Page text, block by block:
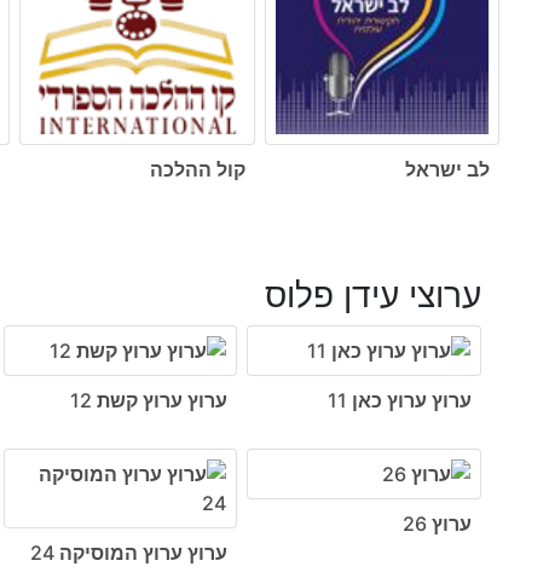
לב ישראל קול ההלכה
ערוצי עידן פלוס
ערוץ ערוץ כאן 11 ערוץ ערוץ קשת 12
ערוץ 26
ערוץ ערוץ המוסיקה 24